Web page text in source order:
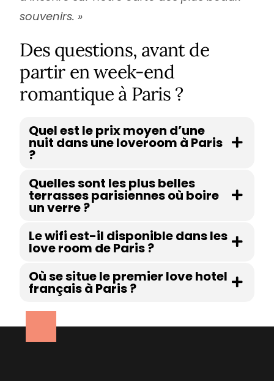
souvenirs. »
Des questions, avant de
partir en week-end
romantique à Paris ?
Quel est le prix moyen d’une
nuit dans une loveroom à Paris
?
Quelles sont les plus belles
terrasses parisiennes où boire
un verre ?
Le wifi est-il disponible dans les
love room de Paris ?
Où se situe le premier love hotel
français à Paris ?